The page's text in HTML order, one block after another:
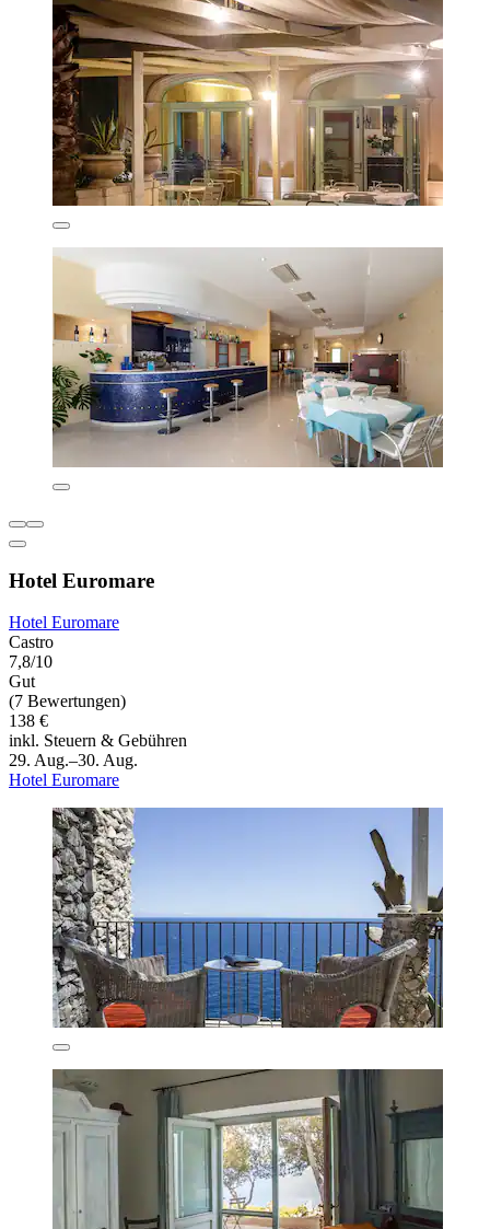
Hotel Euromare
Hotel Euromare
Castro
7,8/10
Gut
(7 Bewertungen)
138 €
inkl. Steuern & Gebühren
29. Aug.–30. Aug.
Hotel Euromare